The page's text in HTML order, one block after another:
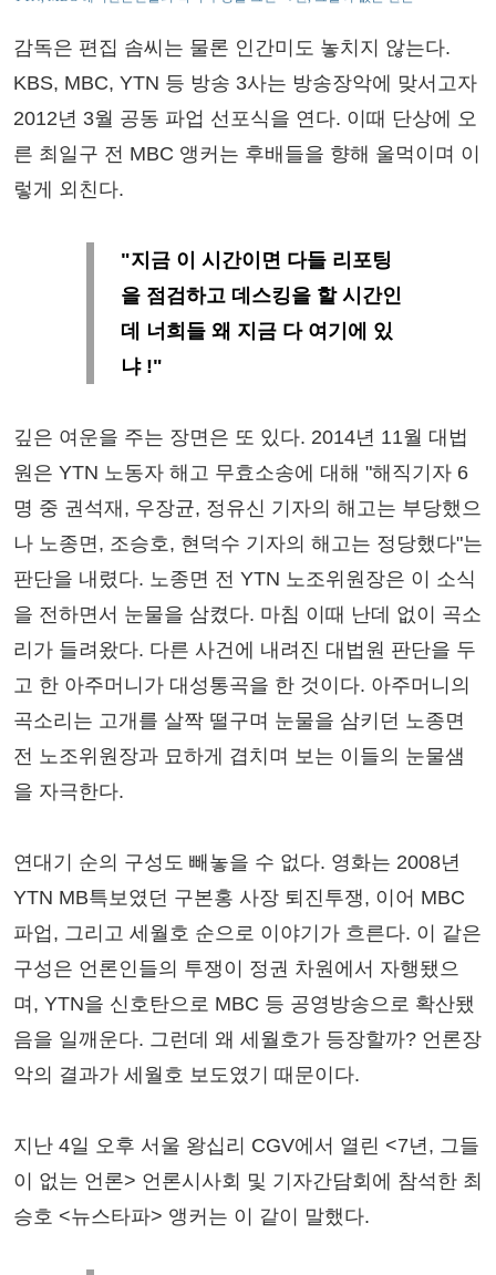
감독은 편집 솜씨는 물론 인간미도 놓치지 않는다.
KBS, MBC, YTN 등 방송 3사는 방송장악에 맞서고자
2012년 3월 공동 파업 선포식을 연다. 이때 단상에 오
른 최일구 전 MBC 앵커는 후배들을 향해 울먹이며 이
렇게 외친다.
"지금 이 시간이면 다들 리포팅
을 점검하고 데스킹을 할 시간인
데 너희들 왜 지금 다 여기에 있
냐 !"
깊은 여운을 주는 장면은 또 있다. 2014년 11월 대법
원은 YTN 노동자 해고 무효소송에 대해 "해직기자 6
명 중 권석재, 우장균, 정유신 기자의 해고는 부당했으
나 노종면, 조승호, 현덕수 기자의 해고는 정당했다"는
판단을 내렸다. 노종면 전 YTN 노조위원장은 이 소식
을 전하면서 눈물을 삼켰다. 마침 이때 난데 없이 곡소
리가 들려왔다. 다른 사건에 내려진 대법원 판단을 두
고 한 아주머니가 대성통곡을 한 것이다. 아주머니의
곡소리는 고개를 살짝 떨구며 눈물을 삼키던 노종면
전 노조위원장과 묘하게 겹치며 보는 이들의 눈물샘
을 자극한다.
연대기 순의 구성도 빼놓을 수 없다. 영화는 2008년
YTN MB특보였던 구본홍 사장 퇴진투쟁, 이어 MBC
파업, 그리고 세월호 순으로 이야기가 흐른다. 이 같은
구성은 언론인들의 투쟁이 정권 차원에서 자행됐으
며, YTN을 신호탄으로 MBC 등 공영방송으로 확산됐
음을 일깨운다. 그런데 왜 세월호가 등장할까? 언론장
악의 결과가 세월호 보도였기 때문이다.
지난 4일 오후 서울 왕십리 CGV에서 열린 <7년, 그들
이 없는 언론> 언론시사회 및 기자간담회에 참석한 최
승호 <뉴스타파> 앵커는 이 같이 말했다.